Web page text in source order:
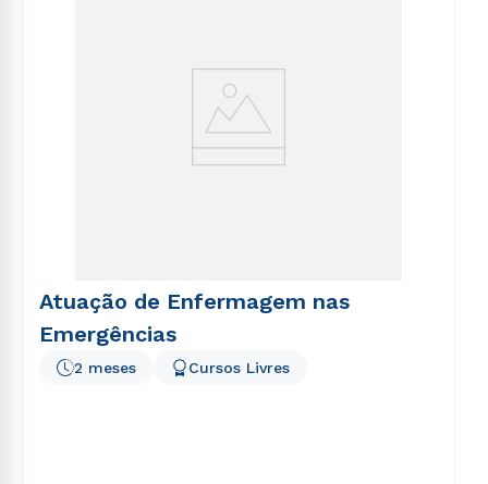
Atuação de Enfermagem nas
Emergências
2 meses Cursos Livres